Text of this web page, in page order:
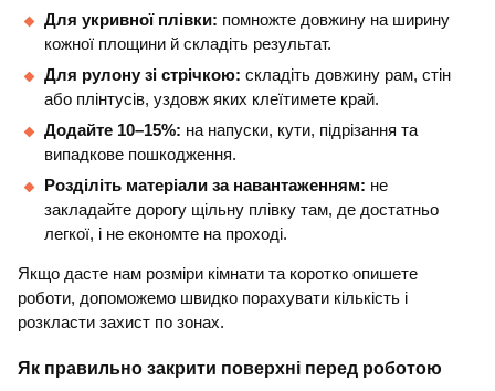
Для укривної плівки: помножте довжину на ширину
кожної площини й складіть результат.
Для рулону зі стрічкою: складіть довжину рам, стін
або плінтусів, уздовж яких клеїтимете край.
Додайте 10–15%: на напуски, кути, підрізання та
випадкове пошкодження.
Розділіть матеріали за навантаженням: не
закладайте дорогу щільну плівку там, де достатньо
легкої, і не економте на проході.
Якщо дасте нам розміри кімнати та коротко опишете
роботи, допоможемо швидко порахувати кількість і
розкласти захист по зонах.
Як правильно закрити поверхні перед роботою